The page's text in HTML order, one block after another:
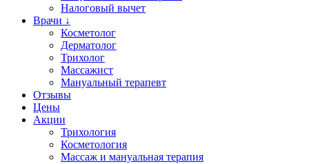
Налоговый вычет
Врачи ↓
Косметолог
Дерматолог
Трихолог
Массажист
Мануальный терапевт
Отзывы
Цены
Акции
Трихология
Косметология
Массаж и мануальная терапия